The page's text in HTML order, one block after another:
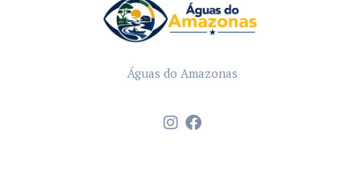
Águas do Amazonas